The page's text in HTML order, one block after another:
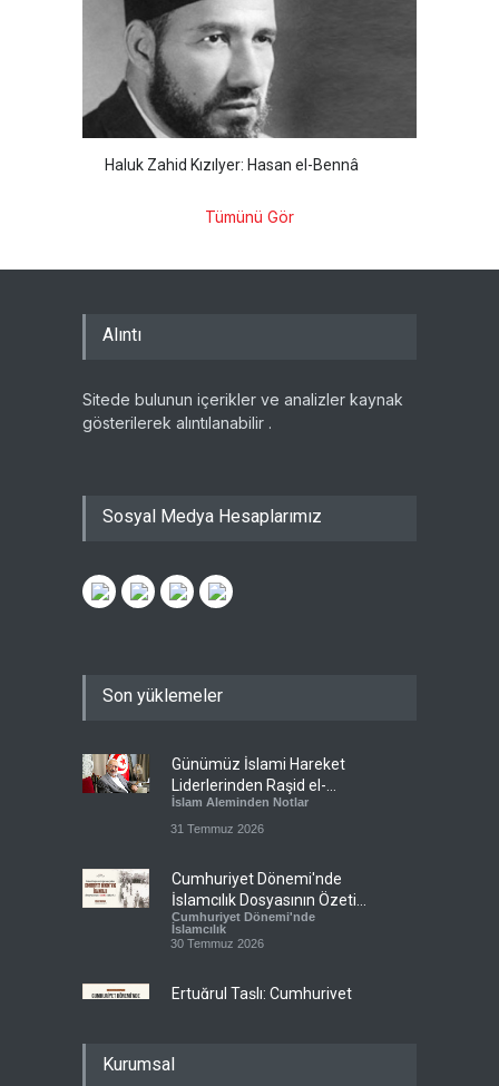
Haluk Zahid Kızılyer: Hasan el-Bennâ
Tümünü Gör
Alıntı
Sitede bulunun içerikler ve analizler kaynak
gösterilerek alıntılanabilir .
Sosyal Medya Hesaplarımız
Son yüklemeler
Günümüz İslami Hareket
Liderlerinden Raşid el-
Gannuşi’ye Seküler Faşizmin
Zindanlarında Ağır Tecrit
İslam Aleminden Notlar
31 Temmuz 2026
Cumhuriyet Dönemi'nde
İslamcılık Dosyasının Özeti
Sizlerle!
Cumhuriyet Dönemi'nde
İslamcılık
30 Temmuz 2026
Ertuğrul Taşlı: Cumhuriyet
topraklarda İslam'ın
28 Temmuz 2026
Kurumsal